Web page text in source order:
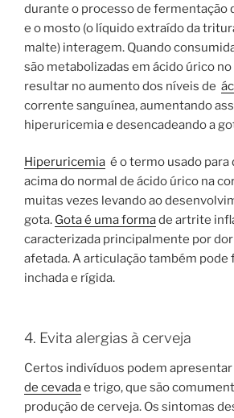
durante o processo de fermentação
e o mosto (o líquido extraído da
malte) interagem. Quando
são metabolizadas em ácido úrico
resultar no aumento dos níveis de
corrente sanguínea, aumentando
hiperuricemia e desencadeando a
Hiperuricemia é o termo usado
acima do normal de ácido úrico na
muitas vezes levando ao
gota. Gota é uma formade artrite
caracterizada principalmente por
afetada. A articulação também pode
inchada e rígida.
4. Evita alergias à cerveja
Certos indivíduos podem apresentar
de cevadae trigo, que são
produção de cerveja. Os sintomas